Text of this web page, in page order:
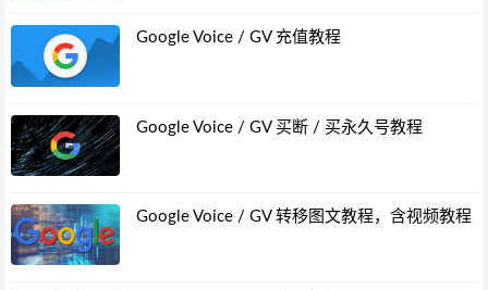
Google Voice / GV 充值教程
Google Voice / GV 买断 / 买永久号教程
Google Voice / GV 转移图文教程，含视频教程